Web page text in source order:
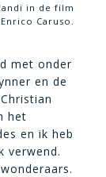
in de film
Enrico Caruso.
met onder
en de
het
en ik heb
verwend.